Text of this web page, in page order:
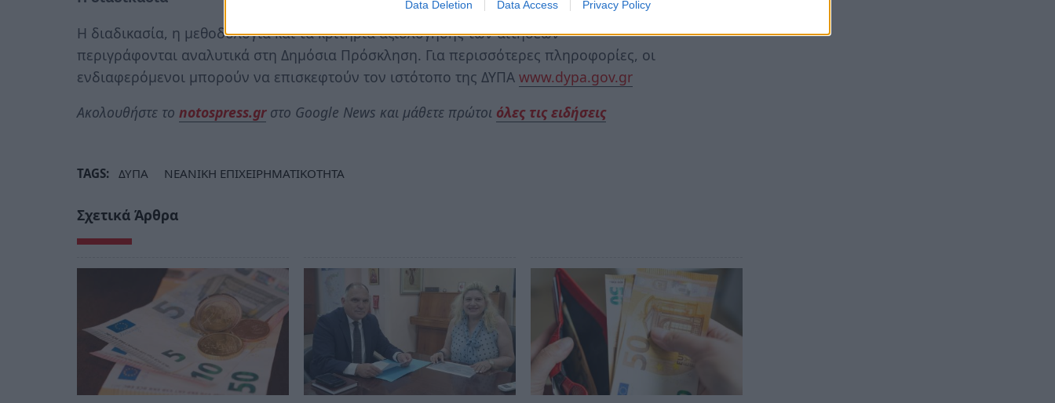
Data Deletion Data Access Privacy Policy
Η διαδικασία, η μεθοδολογία και τα κριτήρια αξιολόγησης των αιτήσεων
περιγράφονται αναλυτικά στη Δημόσια Πρόσκληση. Για περισσότερες πληροφορίες, οι
ενδιαφερόμενοι μπορούν να επισκεφτούν τον ιστότοπο της ΔΥΠΑ www.dypa.gov.gr
Ακολουθήστε το notospress.grστο Google News και μάθετε πρώτοι όλες τις ειδήσεις
TAGS: ΔΥΠΑ ΝΕΑΝΙΚΗ ΕΠΙΧΕΙΡΗΜΑΤΙΚΟΤΗΤΑ
Σχετικά Άρθρα